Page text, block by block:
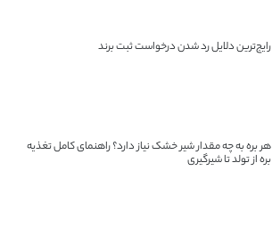
رایج‌ترین دلایل رد شدن درخواست ثبت برند
هر بره به چه مقدار شیر خشک نیاز دارد؟ راهنمای کامل تغذیه
بره از تولد تا شیرگیری